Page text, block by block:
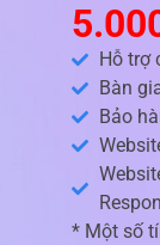
Hỗ trợ
Bàn
Bảo
* Một số